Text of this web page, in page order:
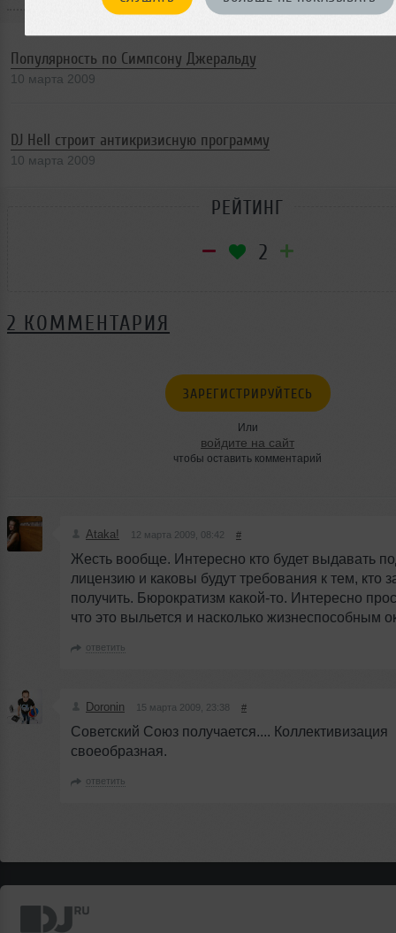
Популярность по Симпсону Джеральду
10 марта 2009
DJ Hell строит антикризисную программу
10 марта 2009
РЕЙТИНГ
2
2 КОММЕНТАРИЯ
ЗАРЕГИСТРИРУЙТЕСЬ
Или
войдите на сайт
чтобы оставить комментарий
Ataka! 12 марта 2009, 08:42 #
Жесть вообще. Интересно кто будет выдавать
лицензию и каковы будут требования к тем, кто
получить. Бюрократизм какой-то. Интересно
что это выльется и насколько жизнеспособным
ответить
Doronin 15 марта 2009, 23:38 #
Советский Союз получается.... Коллективизация
своеобразная.
ответить